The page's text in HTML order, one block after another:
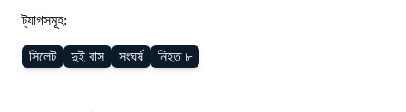
ট্যাগসমূহ:
সিলেট দুই বাস সংঘর্ষ নিহত ৮